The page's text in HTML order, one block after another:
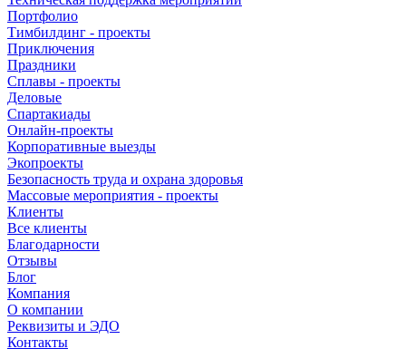
Портфолио
Тимбилдинг - проекты
Приключения
Праздники
Сплавы - проекты
Деловые
Спартакиады
Онлайн-проекты
Корпоративные выезды
Экопроекты
Безопасность труда и охрана здоровья
Массовые мероприятия - проекты
Клиенты
Все клиенты
Благодарности
Отзывы
Блог
Компания
О компании
Реквизиты и ЭДО
Контакты